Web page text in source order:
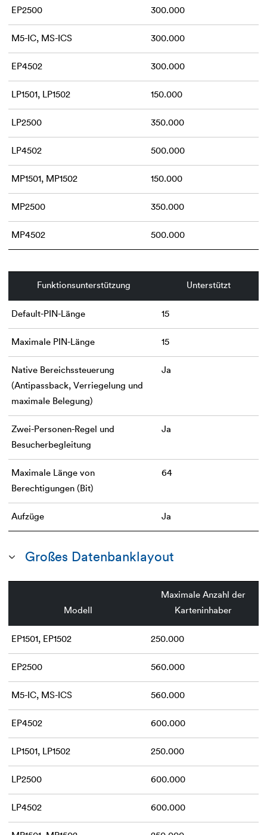
EP2500 300.000
M5-IC, MS-ICS 300.000
EP4502 300.000
LP1501, LP1502 150.000
LP2500 350.000
LP4502 500.000
MP1501, MP1502 150.000
MP2500 350.000
MP4502 500.000
Funktionsunterstützung Unterstützt
Default-PIN-Länge 15
Maximale PIN-Länge 15
Native Bereichssteuerung
(Antipassback, Verriegelung und
maximale Belegung)
Ja
Zwei-Personen-Regel und
Besucherbegleitung
Ja
Maximale Länge von
Berechtigungen (Bit)
64
Aufzüge Ja
Großes Datenbanklayout
Modell
Maximale Anzahl der
Karteninhaber
EP1501, EP1502 250.000
EP2500 560.000
M5-IC, MS-ICS 560.000
EP4502 600.000
LP1501, LP1502 250.000
LP2500 600.000
LP4502 600.000